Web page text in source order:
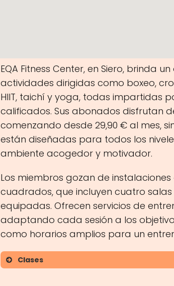
EQA Fitness Center, en Siero, brinda
actividades dirigidas como boxeo,
HIIT, taichí y yoga, todas impartidas
calificados. Sus abonados disfrutan
comenzando desde 29,90 € al mes,
están diseñadas para todos los
ambiente acogedor y motivador.
Los miembros gozan de instalaciones
cuadrados, que incluyen cuatro
equipadas. Ofrecen servicios de
adaptando cada sesión a los
como horarios amplios para un
Clases